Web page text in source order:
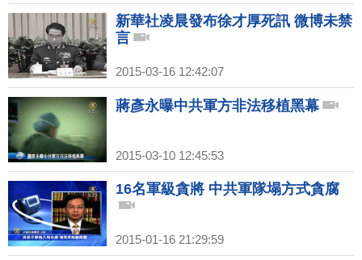
新華社凌晨發布徐才厚死訊 微博未禁
言
2015-03-16 12:42:07
蔣彥永曝中共軍方非法移植黑幕
2015-03-10 12:45:53
16名軍級貪將 中共軍隊塌方式貪腐
2015-01-16 21:29:59